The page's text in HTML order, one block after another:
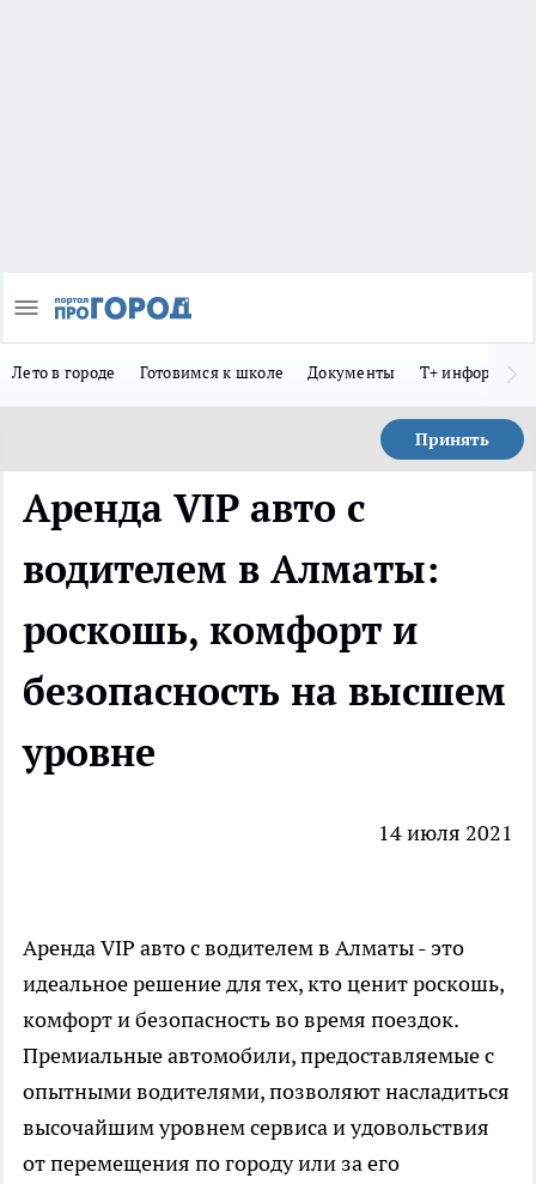
Лето в городе Готовимся к школе Документы Т+
Принять
Аренда VIP авто с
водителем в Алматы:
роскошь, комфорт и
безопасность на высшем
уровне
14 июля 2021
Аренда VIP авто с водителем в Алматы - это
идеальное решение для тех, кто ценит роскошь,
комфорт и безопасность во время поездок.
Премиальные автомобили, предоставляемые с
опытными водителями, позволяют насладиться
высочайшим уровнем сервиса и удовольствия
от перемещения по городу или за его